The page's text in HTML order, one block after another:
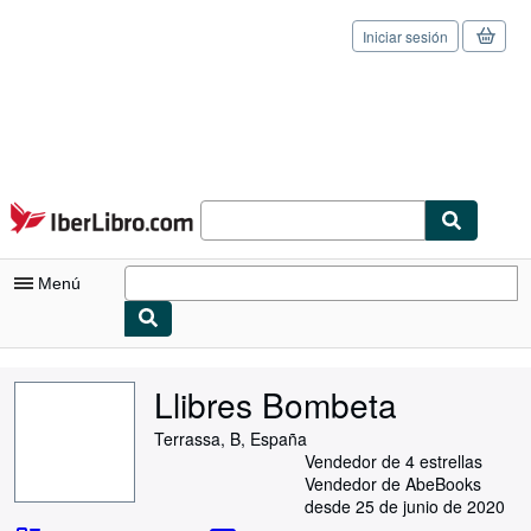
Pasar al contenido principal
IberLibro.com
Iniciar sesión
Menú
Consultar mis pedidosLlibres Bombeta
Terrassa, B, España
Vendedor de 4 estrellas
Vendedor de AbeBooks
desde 25 de junio de 2020